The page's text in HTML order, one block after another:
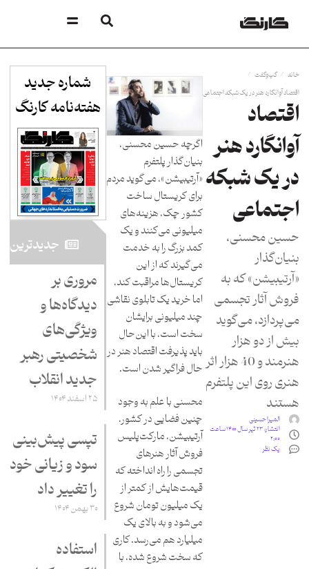
خانه / گپ‌وگفت /
اقتصاد آوانگارد هنر در یک شبکه اجتماعی
اقتصاد
آوانگارد هنر
در یک شبکه
اجتماعی
حسین محسنی،
بنیان‌گذار
«آرتیبیشن» که به
فروش آثار تجسمی
می‌پردازد، می‌گوید
بیش از دو هزار
هنرمند و 40 هزار اثر
هنری روی این پلتفرم
هستند
المیرا حسینی
انتشار:
۲۳ تیر سال ۱۴۰۰ ساعت
۲:۰۰
یک نظر
اگرچه حسین محسنی،
بنیان‌گذار پلتفرم
«آرتیبیشن»، می‌گوید مردم
برای کریستال ساخت
کشور چک، هزینه‌های
میلیونی می‌کنند و یک
کمد بزرگ را به خدمت
می‌گیرند که از این
کریستال‌ها مراقبت کند،
اما خرید یک تابلوی نقاشی
چند میلیونی برایشان
سخت است، با این‌حال
باید پذیرفت اقتصاد هنر در
حال فراگیر شدن است.
محسنی با علم به وجود
چنین فضایی در کشور،
آرتیبیشن، مارکت‌پلیس
فروش آثار هنرهای
تجسمی را راه انداخته که
قیمت‌هایش از کمتر از
یک میلیون تومان شروع
می‌شود و به بالای یک
میلیارد هم می‌رسد. کاری
که سخت شروع شده، با
شماره جدید
هفته‌نامه کارنگ​
جدید‌ترین
مروری بر
دیدگاه‌ها و
ویژگی‌های
شخصیتی رهبر
جدید انقلاب
۲۵ اسفند ۱۴۰۴
تپسی پیش‌بینی
سود و زیانی خود
را تغییر داد
۳۰ بهمن ۱۴۰۴
استفاده